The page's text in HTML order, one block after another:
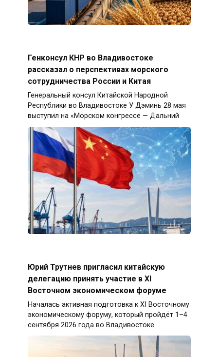
Генконсул КНР во Владивостоке
рассказал о перспективах морского
сотрудничества России и Китая
Генеральный консул Китайской Народной
Республики во Владивостоке У Дэминь 28 мая
выступил на «Морском конгрессе — Дальний
Юрий Трутнев пригласил китайскую
делегацию принять участие в XI
Восточном экономическом форуме
Началась активная подготовка к XI Восточному
экономическому форуму, который пройдёт 1–4
сентября 2026 года во Владивостоке.